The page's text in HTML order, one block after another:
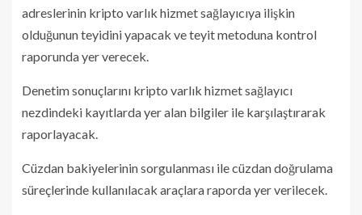
adreslerinin kripto varlık hizmet sağlayıcıya ilişkin
olduğunun teyidini yapacak ve teyit metoduna kontrol
raporunda yer verecek.
Denetim sonuçlarını kripto varlık hizmet sağlayıcı
nezdindeki kayıtlarda yer alan bilgiler ile karşılaştırarak
raporlayacak.
Cüzdan bakiyelerinin sorgulanması ile cüzdan doğrulama
süreçlerinde kullanılacak araçlara raporda yer verilecek.